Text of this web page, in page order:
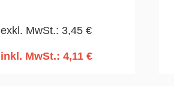
exkl. MwSt.: 3,45 €
inkl. MwSt.: 4,11 €